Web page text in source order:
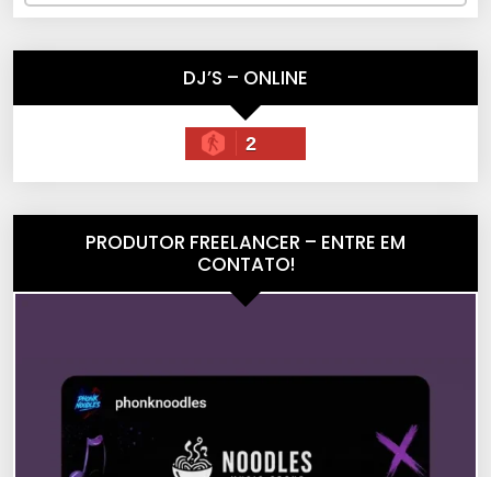
DJ’S – ONLINE
2
PRODUTOR FREELANCER – ENTRE EM
CONTATO!